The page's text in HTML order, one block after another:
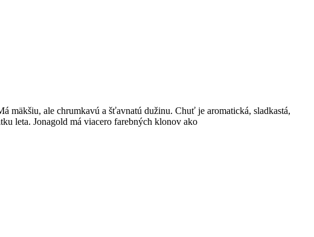
ale chrumkavú a šťavnatú dužinu. Chuť je aromatická, sladkastá,
leta. Jonagold má viacero farebných klonov ako